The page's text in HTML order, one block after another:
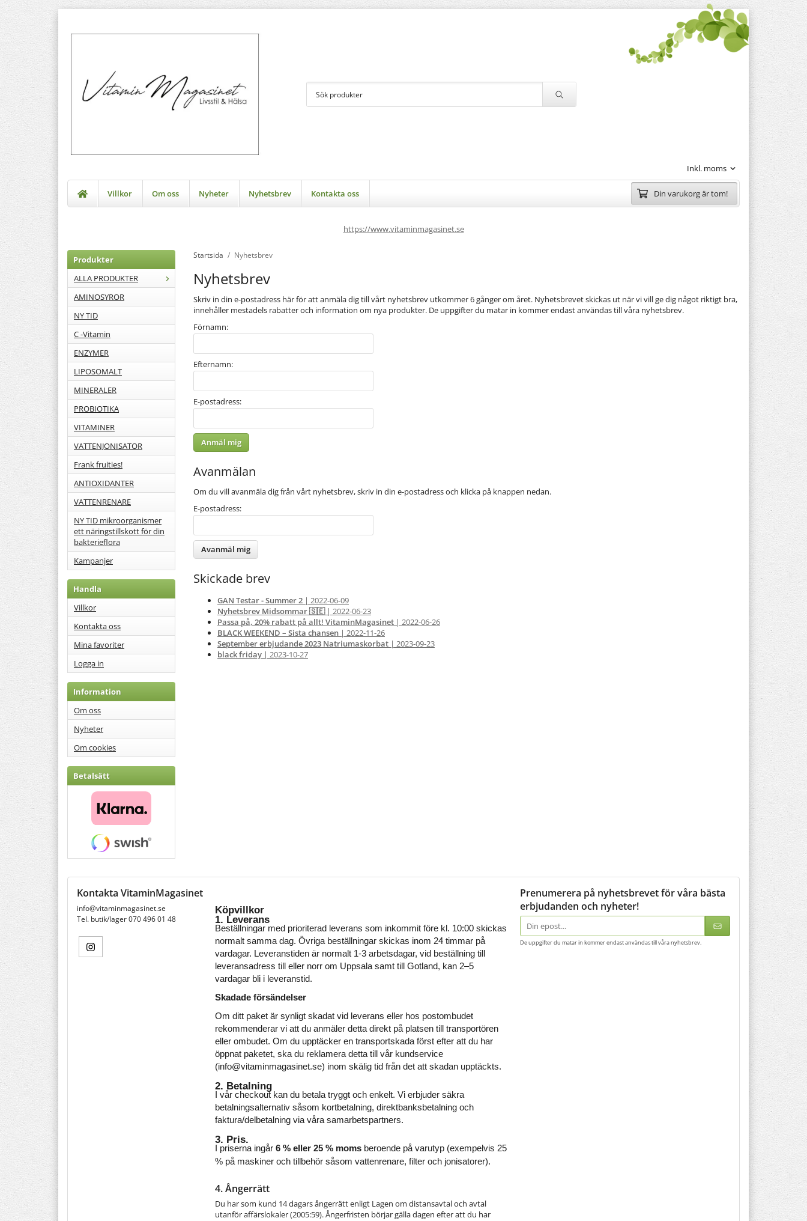
Villkor Om oss Nyheter Nyhetsbrev Kontakta oss Din varukorg är tom!
https://www.vitaminmagasinet.se
Produkter
ALLA PRODUKTER
AMINOSYROR
NY TID
C -Vitamin
ENZYMER
LIPOSOMALT
MINERALER
PROBIOTIKA
VITAMINER
VATTENJONISATOR
Frank fruities!
ANTIOXIDANTER
VATTENRENARE
NY TID mikroorganismer
ett näringstillskott för din
bakterieflora
Kampanjer
Handla
Villkor
Kontakta oss
Mina favoriter
Logga in
Information
Om oss
Nyheter
Om cookies
Betalsätt
Startsida / Nyhetsbrev
Nyhetsbrev
Skriv in din e-postadress här för att anmäla dig till vårt nyhetsbrev utkommer 6 gånger om året. Nyhetsbrevet skickas ut när vi vill ge dig något riktigt bra,
innehåller mestadels rabatter och information om nya produkter. De uppgifter du matar in kommer endast användas till våra nyhetsbrev.
Förnamn:
Efternamn:
E-postadress:
Avanmälan
Om du vill avanmäla dig från vårt nyhetsbrev, skriv in din e-postadress och klicka på knappen nedan.
E-postadress:
Skickade brev
GAN Testar - Summer 2 | 2022-06-09
Nyhetsbrev Midsommar 🇸🇪| 2022-06-23
Passa på, 20% rabatt på allt! VitaminMagasinet | 2022-06-26
BLACK WEEKEND – Sista chansen | 2022-11-26
September erbjudande 2023 Natriumaskorbat | 2023-09-23
black friday | 2023-10-27
Kontakta VitaminMagasinet
info@vitaminmagasinet.se
Tel. butik/lager 070 496 01 48
Köpvillkor
1. Leverans
Beställningar med prioriterad leverans som inkommit före kl. 10:00 skickas
normalt samma dag. Övriga beställningar skickas inom 24 timmar på
vardagar. Leveranstiden är normalt 1-3 arbetsdagar, vid beställning till
leveransadress till eller norr om Uppsala samt till Gotland, kan 2–5
vardagar bli i leveranstid.
Skadade försändelser
Om ditt paket är synligt skadat vid leverans eller hos postombudet
rekommenderar vi att du anmäler detta direkt på platsen till transportören
eller ombudet. Om du upptäcker en transportskada först efter att du har
öppnat paketet, ska du reklamera detta till vår kundservice
(info@vitaminmagasinet.se) inom skälig tid från det att skadan upptäckts.
2. Betalning
I vår checkout kan du betala tryggt och enkelt. Vi erbjuder säkra
betalningsalternativ såsom kortbetalning, direktbanksbetalning och
faktura/delbetalning via våra samarbetspartners.
3. Pris.
I priserna ingår 6 % eller 25 % moms beroende på varutyp (exempelvis 25
% på maskiner och tillbehör såsom vattenrenare, filter och jonisatorer).
4. Ångerrätt
Du har som kund 14 dagars ångerrätt enligt Lagen om distansavtal och avtal
utanför affärslokaler (2005:59). Ångerfristen börjar gälla dagen efter att du har
Prenumerera på nyhetsbrevet för våra bästa
erbjudanden och nyheter!
E-
postadress
De uppgifter du matar in kommer endast användas till våra nyhetsbrev.